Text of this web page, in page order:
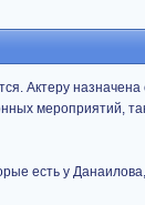
Актеру
мероприятий,
есть у